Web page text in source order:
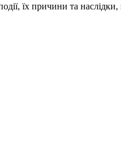
їх причини та